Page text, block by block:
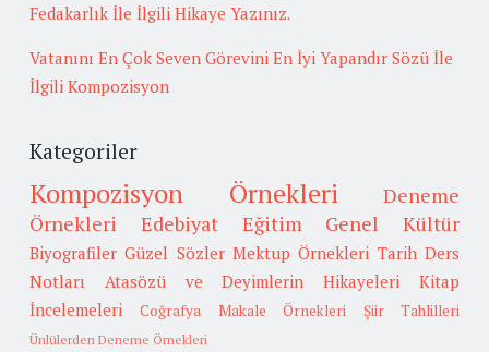
Fedakarlık İle İlgili Hikaye Yazınız.
Vatanını En Çok Seven Görevini En İyi Yapandır Sözü İle
İlgili Kompozisyon
Kategoriler
Kompozisyon Örnekleri
Deneme
Örnekleri
Edebiyat Eğitim Genel Kültür
Biyografiler Güzel Sözler Mektup Örnekleri Tarih Ders
Notları
Atasözü ve Deyimlerin Hikayeleri
Kitap
İncelemeleri
Coğrafya Makale Örnekleri Şiir Tahlilleri
Ünlülerden Deneme Örnekleri